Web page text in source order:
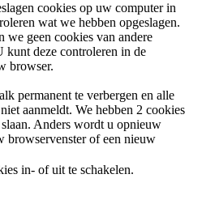
cookies op uw computer in
wat we hebben opgeslagen.
we geen cookies van andere
deze controleren in de
browser.
permanent te verbergen en alle
aanmeldt. We hebben 2 cookies
Anders wordt u opnieuw
browservenster of een nieuw
in- of uit te schakelen.